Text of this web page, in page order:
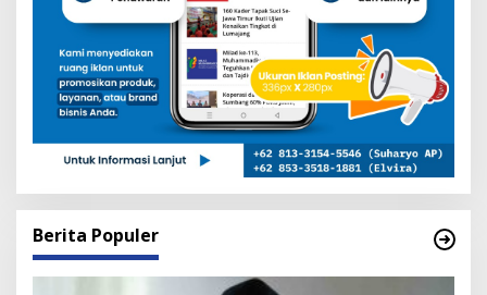
Berita Populer